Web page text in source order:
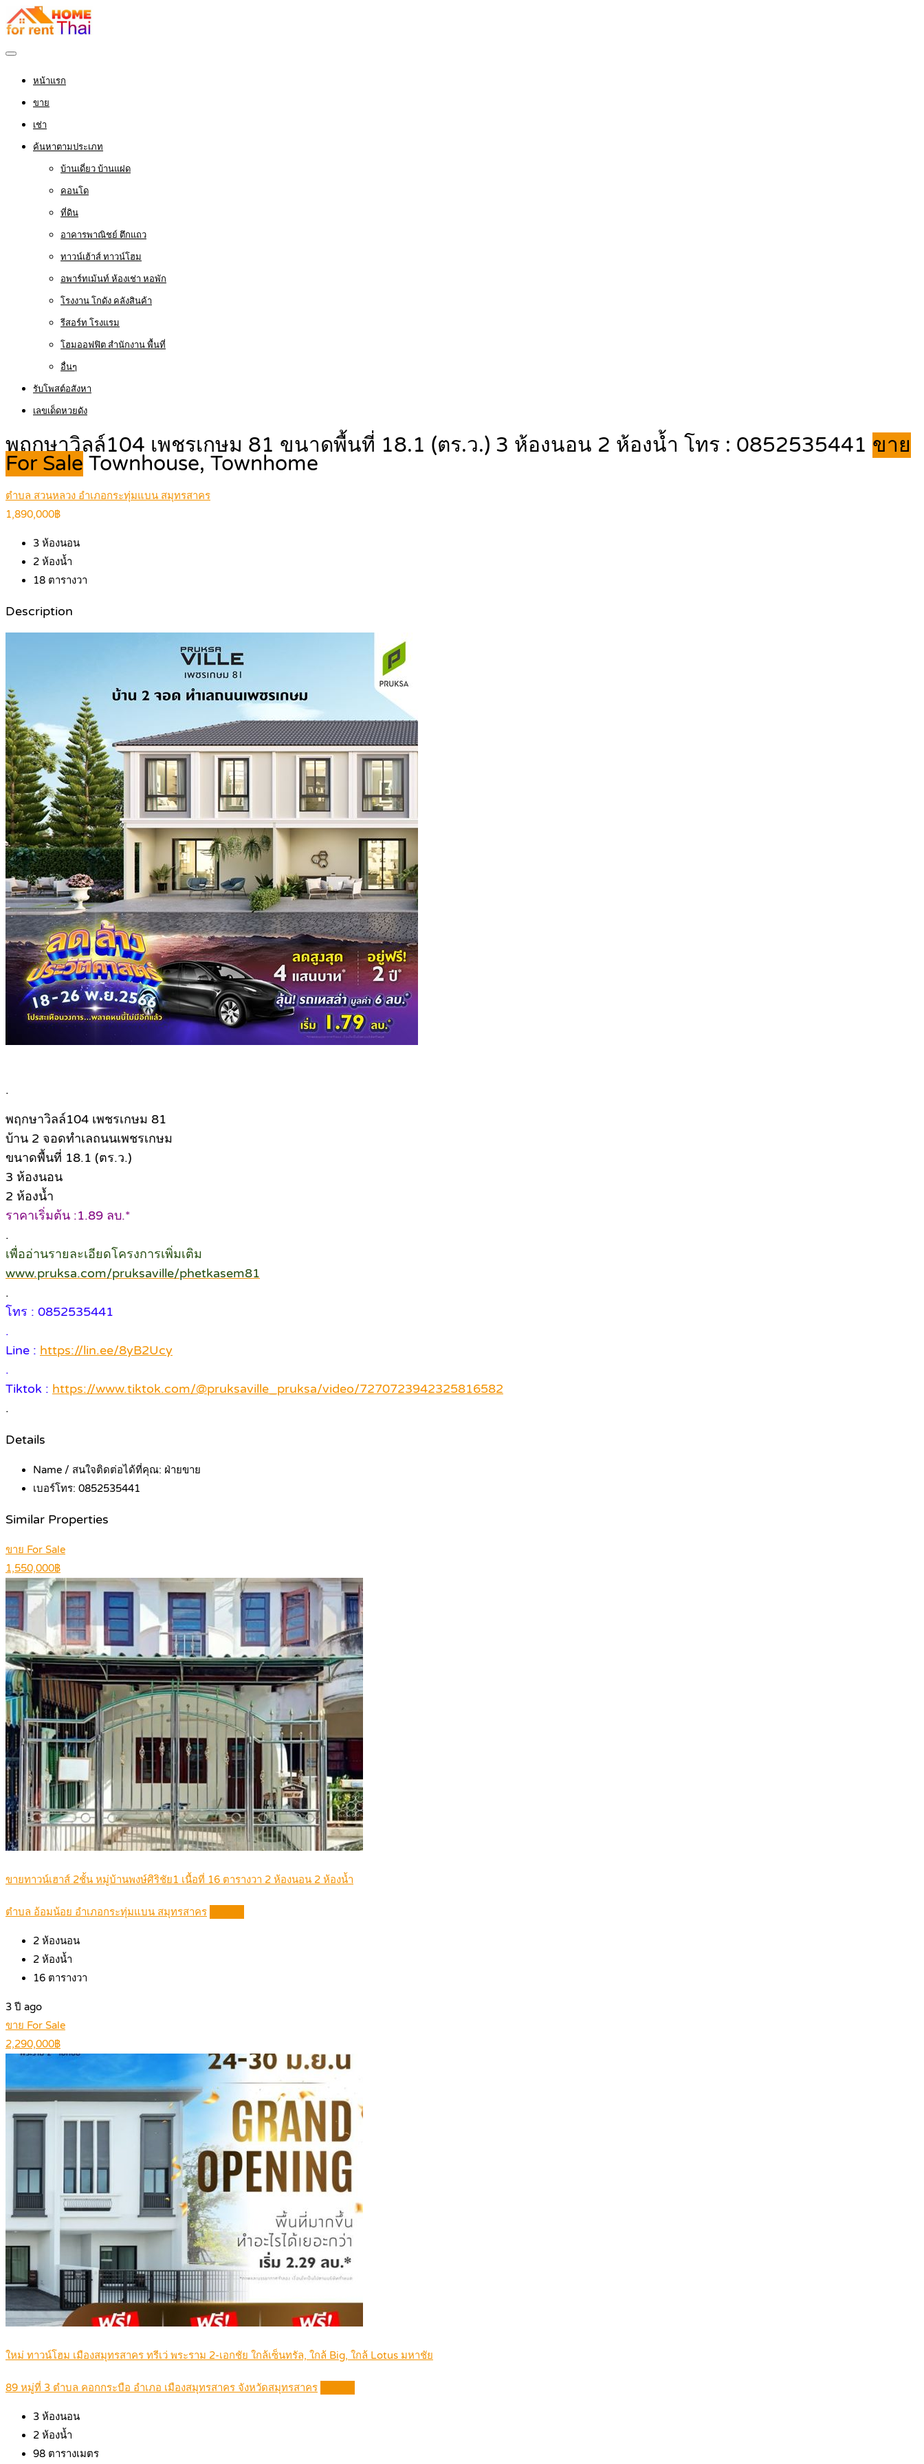
หน้าแรก
ขาย
เช่า
ค้นหาตามประเภท
บ้านเดี่ยว บ้านแฝด
คอนโด
ที่ดิน
อาคารพาณิชย์ ตึกแถว
ทาวน์เฮ้าส์ ทาวน์โฮม
อพาร์ทเม้นท์ ห้องเช่า หอพัก
โรงงาน โกดัง คลังสินค้า
รีสอร์ท โรงแรม
โฮมออฟฟิต สำนักงาน พื้นที่
อื่นๆ
รับโพสต์อสังหา
เลขเด็ดหวยดัง
พฤกษาวิลล์104 เพชรเกษม 81 ขนาดพื้นที่ 18.1 (ตร.ว.) 3 ห้องนอน 2 ห้องน้ำ โทร : 0852535441 ขาย
For Sale Townhouse, Townhome
ตำบล สวนหลวง อำเภอกระทุ่มแบน สมุทรสาคร
1,890,000฿
3 ห้องนอน
2 ห้องน้ำ
18 ตารางวา
Description
.
พฤกษาวิลล์104 เพชรเกษม 81
บ้าน 2 จอดทำเลถนนเพชรเกษม
ขนาดพื้นที่ 18.1 (ตร.ว.)
3 ห้องนอน
2 ห้องน้ำ
ราคาเริ่มต้น :1.89 ลบ.*
.
เพื่ออ่านรายละเอียดโครงการเพิ่มเติม
www.pruksa.com/pruksaville/phetkasem81
.
โทร : 0852535441
.
Line : https://lin.ee/8yB2Ucy
.
Tiktok : https://www.tiktok.com/@pruksaville_pruksa/video/7270723942325816582
.
Details
Name / สนใจติดต่อได้ที่คุณ: ฝ่ายขาย
เบอร์โทร: 0852535441
Similar Properties
ขาย For Sale
1,550,000฿
ขายทาวน์เฮาส์ 2ชั้น หมู่บ้านพงษ์ศิริชัย1 เนื้อที่ 16 ตารางวา 2 ห้องนอน 2 ห้องน้ำ
ตำบล อ้อมน้อย อำเภอกระทุ่มแบน สมุทรสาคร
2 ห้องนอน
2 ห้องน้ำ
16 ตารางวา
3 ปี ago
ขาย For Sale
2,290,000฿
ใหม่ ทาวน์โฮม เมืองสมุทรสาคร ทรีเว่ พระราม 2-เอกชัย ใกล้เซ็นทรัล, ใกล้ Big, ใกล้ Lotus มหาชัย
89 หมู่ที่ 3 ตำบล คอกกระบือ อำเภอ เมืองสมุทรสาคร จังหวัดสมุทรสาคร
3 ห้องนอน
2 ห้องน้ำ
98 ตารางเมตร